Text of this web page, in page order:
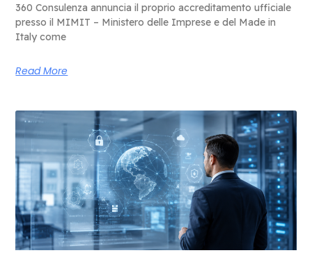
360 Consulenza annuncia il proprio accreditamento ufficiale
presso il MIMIT – Ministero delle Imprese e del Made in
Italy come
Read More